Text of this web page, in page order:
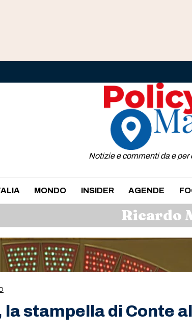
Notizie e commenti da e per
MONDO INSIDER AGENDE
Ricardo
la stampella di Conte al